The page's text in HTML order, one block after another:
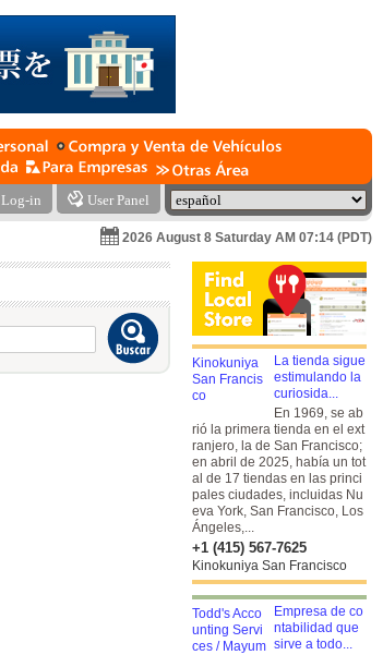
Log-in User Panel
2026 August 8 Saturday AM 07:14 (PDT)
La tienda sigue
estimulando la
curiosida...
En 1969, se ab
rió la primera tienda en el ext
ranjero, la de San Francisco;
en abril de 2025, había un tot
al de 17 tiendas en las princi
pales ciudades, incluidas Nu
eva York, San Francisco, Los
Ángeles,...
+1 (415) 567-7625
Kinokuniya San Francisco
Empresa de co
ntabilidad que
sirve a todo...